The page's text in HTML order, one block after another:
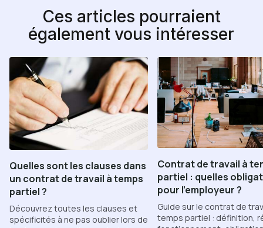
Ces articles pourraient
également vous intéresser
Quelles sont les clauses dans
un contrat de travail à temps
partiel ?
Découvrez toutes les clauses et
spécificités à ne pas oublier lors de
Contrat de travail à
partiel : quelles
pour l’employeur ?
Guide sur le contrat de
temps partiel : définition,